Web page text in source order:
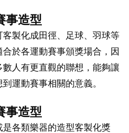
事造型
製化成田徑、足球、羽球等
於各運動賽事頒獎場合，因
人有更直觀的聯想，能夠讓
運動賽事相關的意義。
事造型
各類樂器的造型客製化獎